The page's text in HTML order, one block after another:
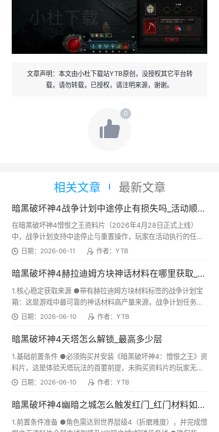
文章声明：本文由小杜下载站YTB原创，没授权其它平台转
载，请勿转载，已授权，请注明来源，谢谢。
0
相关文章 最新文章
暗黑破坏神4战争计划中途停止有损失吗_活动顺序如何调整
在暗黑破坏神4憎恨之王资料片（2026年4月28日正式上线）
中，战争计划支持中途停止与重置操作，玩家在活动执行的任意
阶段都可以返回忒弥斯的战争计划指挥台，通过"新建计划"按钮
产生特定的资源与进度损失。
日期：2026-06-11 作者：YTB
暗黑破坏神4赫拉迪姆方块神话材料在哪里获取_怎么快速获取
1.核心稳定获取来源 ●带有赫拉迪姆方块材料标签的战争计划宝
箱：这是游戏中最可靠的神话材料高产量来源，战争计划任务的
难度等级直接决定掉落材料的品质，神话级共鸣原初之尘仅在折
中解锁"更高级装备战利品"节点后，每个宝箱的神话材料掉落数
箱：完成低语赏金任务并开启对应奖励宝箱可以获得稳定的神话
材料掉落，非常适合日常休闲玩家积累资源，宝箱内容涵盖所有
品质的原初之尘，在折磨8及以上难度下，开出共鸣原初之尘的
物：所有78级及以上的终局精英怪物包都有概率掉落神话级赫拉
中地狱潮先驱者（HelltideHarbingers）的神话材料掉落率在所
日期：2026-06-10 作者：YTB
暗黑破坏神4天塔怎么解锁_最高多少层
1.基础前置条件 ●必须购买并安装《暗黑破坏神4：憎恨之王》资
料片，这是体验天塔玩法的首要前提，未购买资料片的玩家无法
解锁该内容。 ●创建赛季角色或使用永恒界域的现有角色进入游
排行榜相互独立。 2.完成赛季等级2的关键任务 ●推进憎恨清算
线剧情的关键节点与基础终局内容引导。
日期：2026-06-10 作者：YTB
暗黑破坏神4幽暗之城怎么触发红门_红门材料如何获得
1.前置条件准备 ●角色需达到世界层级4（折磨难度），并完成憎